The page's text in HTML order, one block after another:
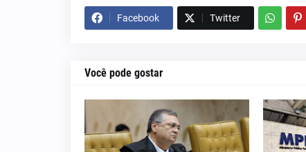
Facebook Twitter
Você pode gostar